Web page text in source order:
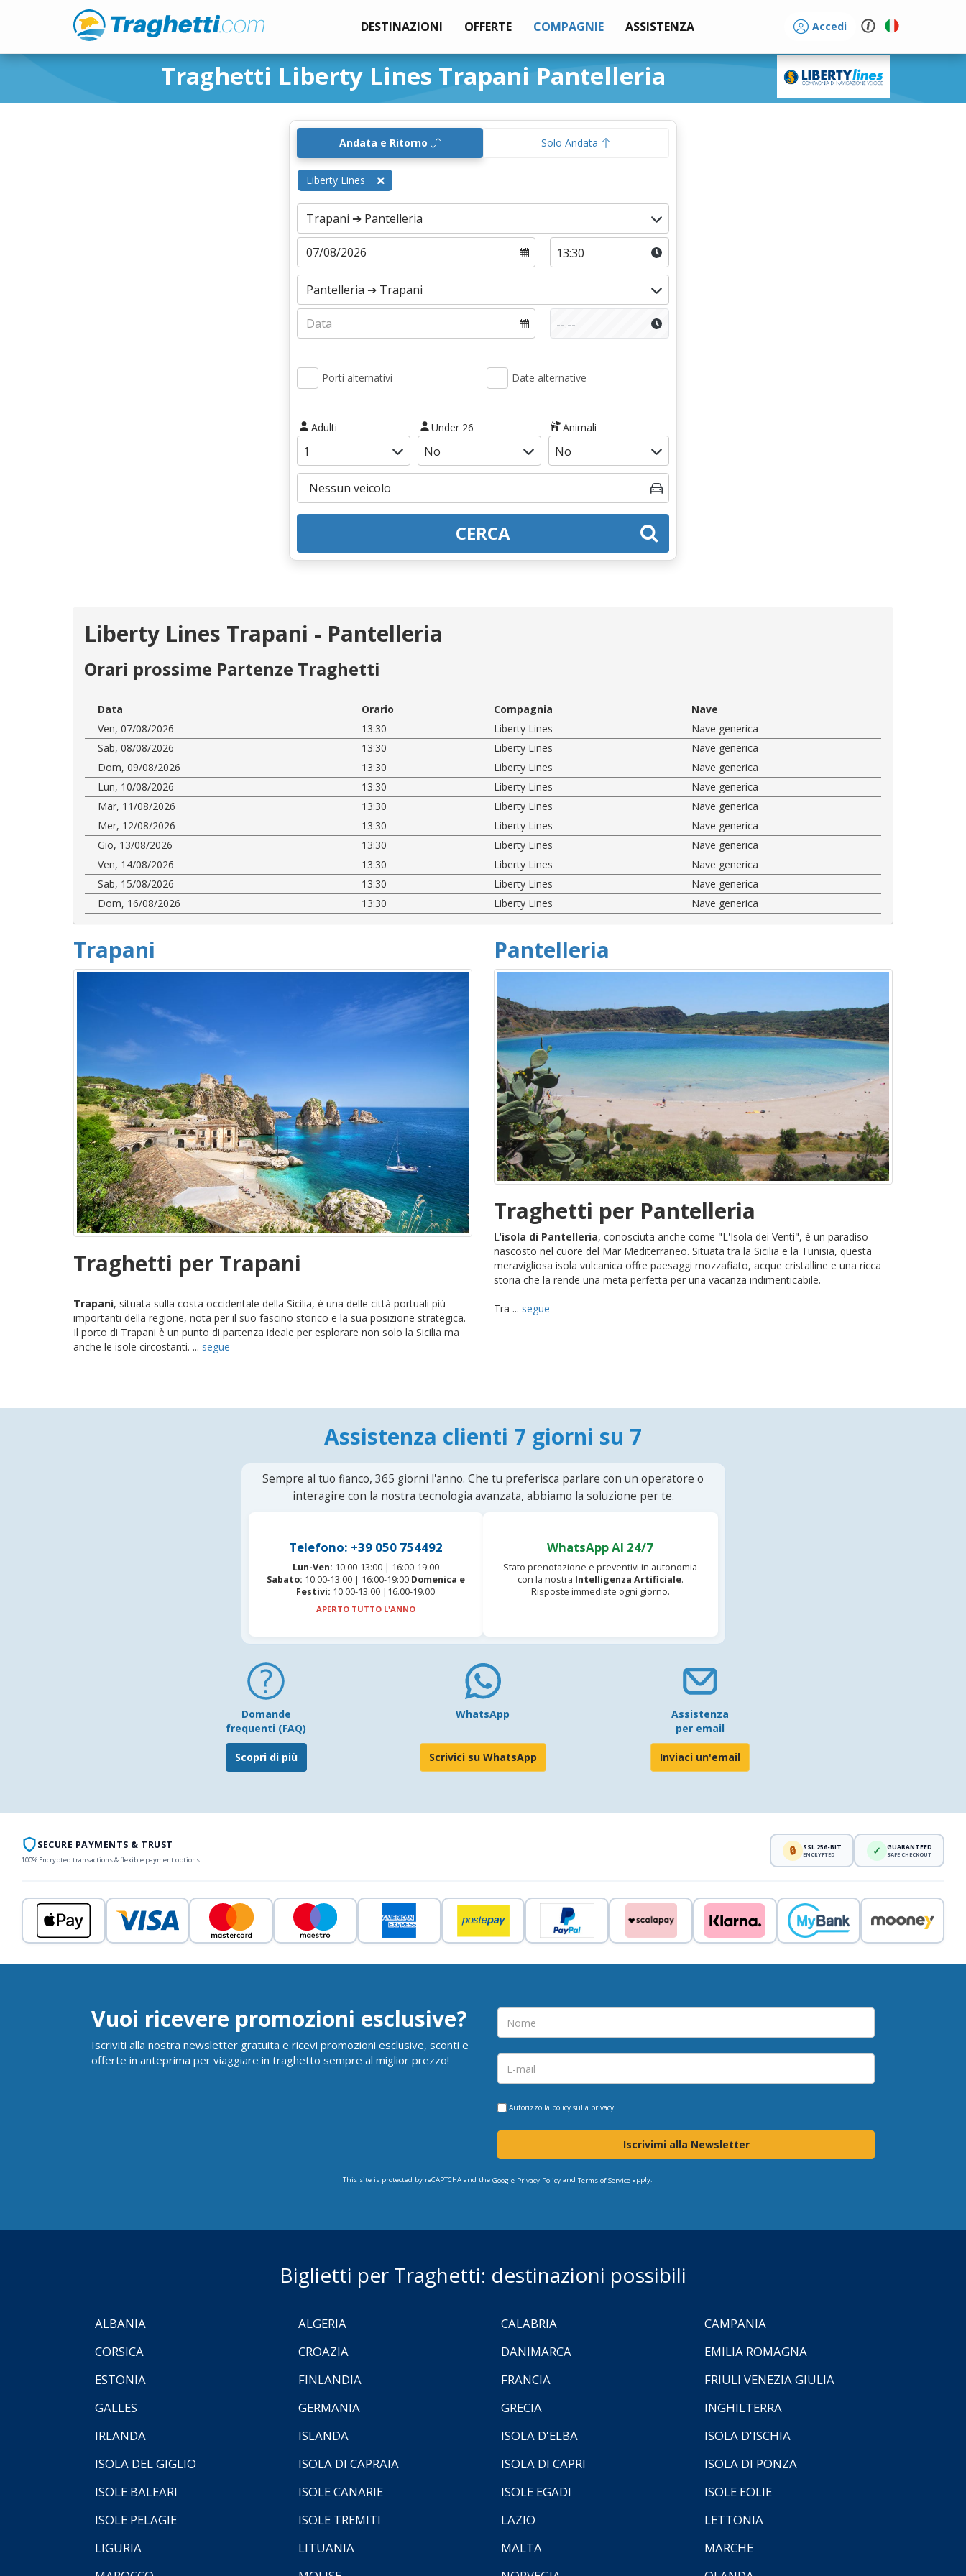
DESTINAZIONI OFFERTE COMPAGNIE ASSISTENZA Accedi
Traghetti Liberty Lines Trapani Pantelleria
Andata e Ritorno Solo Andata
Liberty Lines
Porti alternativi Date alternative
Adulti Under 26 Animali
CERCA
Liberty Lines Trapani - Pantelleria
Orari prossime Partenze Traghetti
Data Orario Compagnia
Nave
Ven, 07/08/2026
13:30 Liberty Lines
Nave generica
Sab, 08/08/2026
13:30 Liberty Lines
Nave generica
Dom, 09/08/2026
13:30 Liberty Lines
Nave generica
Lun, 10/08/2026
13:30 Liberty Lines
Nave generica
Mar, 11/08/2026
13:30 Liberty Lines
Nave generica
Mer, 12/08/2026
13:30 Liberty Lines
Nave generica
Gio, 13/08/2026
13:30 Liberty Lines
Nave generica
Ven, 14/08/2026
13:30 Liberty Lines
Nave generica
Sab, 15/08/2026
13:30 Liberty Lines
Nave generica
Dom, 16/08/2026
13:30 Liberty Lines Nave generica
Trapani
Traghetti per Trapani
Trapani, situata sulla costa occidentale della Sicilia, è una delle città portuali più
importanti della regione, nota per il suo fascino storico e la sua posizione strategica.
Il porto di Trapani è un punto di partenza ideale per esplorare non solo la Sicilia ma
anche le isole circostanti. ... segue
Pantelleria
Traghetti per Pantelleria
L'isola di Pantelleria, conosciuta anche come "L'Isola dei Venti", è un paradiso
nascosto nel cuore del Mar Mediterraneo. Situata tra la Sicilia e la Tunisia, questa
meravigliosa isola vulcanica offre paesaggi mozzafiato, acque cristalline e una ricca
storia che la rende una meta perfetta per una vacanza indimenticabile.
Tra ... segue
Assistenza clienti 7 giorni su 7
Sempre al tuo fianco, 365 giorni l'anno. Che tu preferisca parlare con un operatore o
interagire con la nostra tecnologia avanzata, abbiamo la soluzione per te.
Telefono: +39 050 754492
Lun-Ven: 10:00-13:00 | 16:00-19:00
Sabato: 10:00-13:00 | 16:00-19:00 Domenica e
Festivi: 10.00-13.00 |16.00-19.00
APERTO TUTTO L'ANNO
WhatsApp AI 24/7
Stato prenotazione e preventivi in autonomia
con la nostra Intelligenza Artificiale.
Risposte immediate ogni giorno.
Domande
frequenti (FAQ)
Scopri di più
WhatsApp
Scrivici su WhatsApp
Assistenza
per email
Inviaci un'email
SECURE PAYMENTS & TRUST
100% Encrypted transactions & flexible payment options
🔒 SSL 256-BIT
ENCRYPTED ✓ GUARANTEED
SAFE CHECKOUT
Vuoi ricevere promozioni esclusive?
Iscriviti alla nostra newsletter gratuita e ricevi promozioni esclusive, sconti e
offerte in anteprima per viaggiare in traghetto sempre al miglior prezzo!
Autorizzo la policy sulla privacy
Iscrivimi alla Newsletter
This site is protected by reCAPTCHA and the Google Privacy Policyand Terms of Serviceapply.
Biglietti per Traghetti: destinazioni possibili
ALBANIA ALGERIA CALABRIA
CAMPANIA
CORSICA
CROAZIA DANIMARCA
EMILIA ROMAGNA
ESTONIA
FINLANDIA FRANCIA
FRIULI VENEZIA GIULIA
GALLES
GERMANIA GRECIA
INGHILTERRA
IRLANDA
ISLANDA ISOLA D'ELBA
ISOLA D'ISCHIA
ISOLA DEL GIGLIO
ISOLA DI CAPRAIA ISOLA DI CAPRI
ISOLA DI PONZA
ISOLE BALEARI
ISOLE CANARIE ISOLE EGADI
ISOLE EOLIE
ISOLE PELAGIE
ISOLE TREMITI LAZIO
LETTONIA
LIGURIA
LITUANIA MALTA
MARCHE